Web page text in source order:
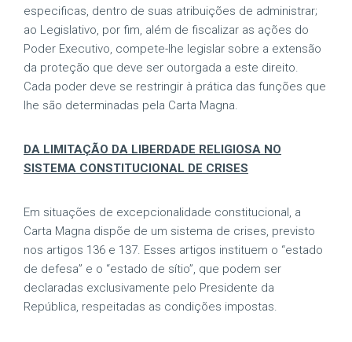
especificas, dentro de suas atribuições de administrar;
ao Legislativo, por fim, além de fiscalizar as ações do
Poder Executivo, compete-lhe legislar sobre a extensão
da proteção que deve ser outorgada a este direito.
Cada poder deve se restringir à prática das funções que
lhe são determinadas pela Carta Magna.
DA LIMITAÇÃO DA LIBERDADE RELIGIOSA NO
SISTEMA CONSTITUCIONAL DE CRISES
Em situações de excepcionalidade constitucional, a
Carta Magna dispõe de um sistema de crises, previsto
nos artigos 136 e 137. Esses artigos instituem o “estado
de defesa” e o “estado de sítio”, que podem ser
declaradas exclusivamente pelo Presidente da
República, respeitadas as condições impostas.